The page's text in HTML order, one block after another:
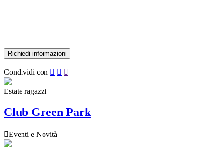
Condividi con   
Estate ragazzi
Club Green Park
Eventi e Novità